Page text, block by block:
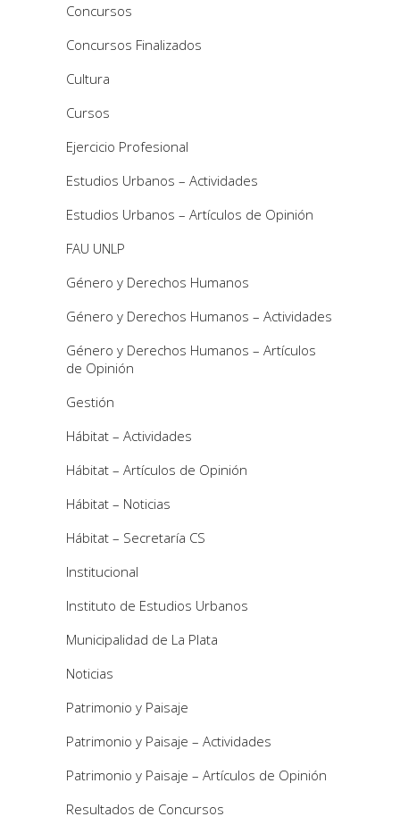
Concursos
Concursos Finalizados
Cultura
Cursos
Ejercicio Profesional
Estudios Urbanos – Actividades
Estudios Urbanos – Artículos de Opinión
FAU UNLP
Género y Derechos Humanos
Género y Derechos Humanos – Actividades
Género y Derechos Humanos – Artículos
de Opinión
Gestión
Hábitat – Actividades
Hábitat – Artículos de Opinión
Hábitat – Noticias
Hábitat – Secretaría CS
Institucional
Instituto de Estudios Urbanos
Municipalidad de La Plata
Noticias
Patrimonio y Paisaje
Patrimonio y Paisaje – Actividades
Patrimonio y Paisaje – Artículos de Opinión
Resultados de Concursos